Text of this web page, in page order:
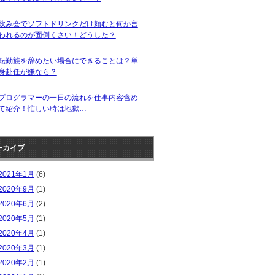
み会でソフトドリンクだけ頼むと何か言
れるのが面倒くさい！どうした？
勤族を辞めたい場合にできることは？単
赴任が嫌なら？
ログラマーの一日の流れを仕事内容含め
紹介！忙しい時は地獄…
カイブ
年1月 (6)
年9月 (1)
年6月 (2)
年5月 (1)
年4月 (1)
年3月 (1)
年2月 (1)